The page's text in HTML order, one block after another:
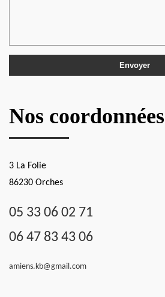
Nos coordonnées
3 La Folie
86230 Orches
05 33 06 02 71
06 47 83 43 06
amiens.kb@gmail.com